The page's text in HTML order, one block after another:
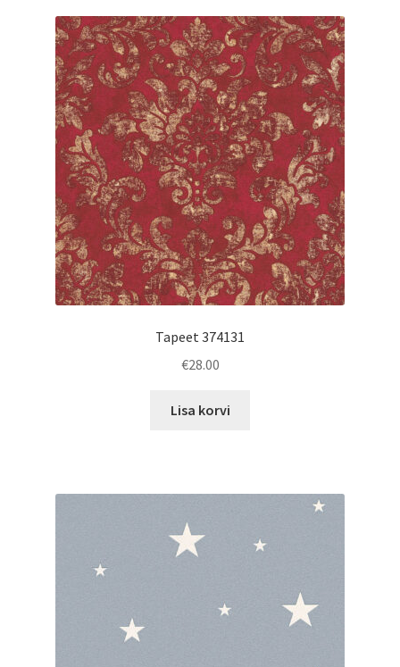
Tapeet 374131
€28.00
Lisa korvi